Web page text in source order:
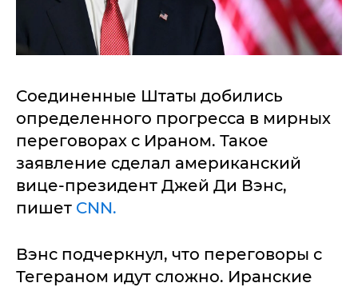
Соединенные Штаты добились
определенного прогресса в мирных
переговорах с Ираном. Такое
заявление сделал американский
вице-президент Джей Ди Вэнс,
пишет CNN.
Вэнс подчеркнул, что переговоры с
Тегераном идут сложно. Иранские